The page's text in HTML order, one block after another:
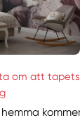
om att